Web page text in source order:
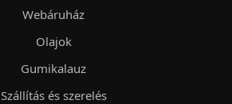
Webáruház
Olajok
Gumikalauz
Szállítás és szerelés